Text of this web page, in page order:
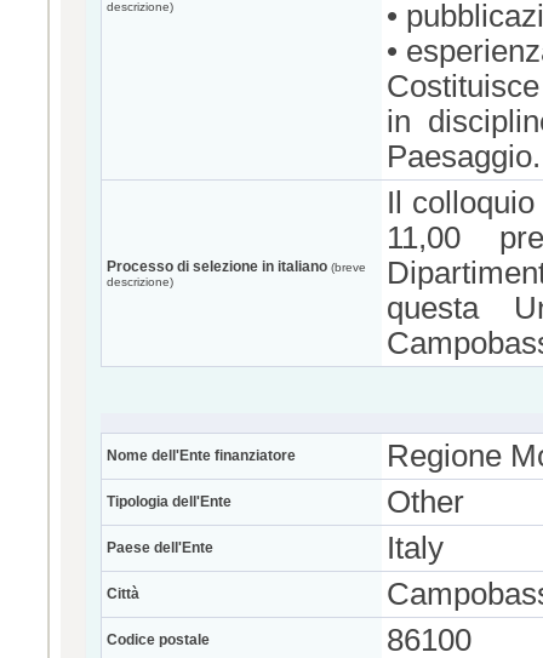
descrizione)
•
•
in
Paesaggio.
Processo di selezione in italiano (breve
descrizione)
Il
11,00
questa
Nome dell'Ente finanziatore Regione
Tipologia dell'Ente Other
Paese dell'Ente Italy
Città
Codice postale 86100